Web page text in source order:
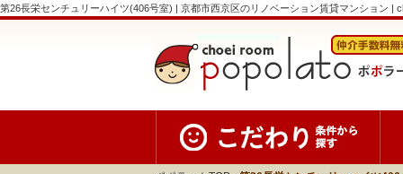
第26長栄センチュリーハイツ(406号室) | 京都市西京区のリノベーション賃貸マンション |